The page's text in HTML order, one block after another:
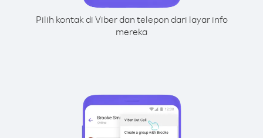
Pilih kontak di Viber dan telepon dari layar info
mereka